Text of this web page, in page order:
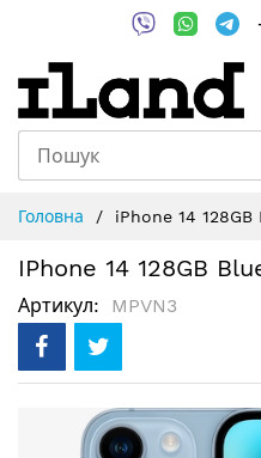
Content
Головна iPhone 14 128GB
IPhone 14 128GB
Артикул MPVN3
Перейти